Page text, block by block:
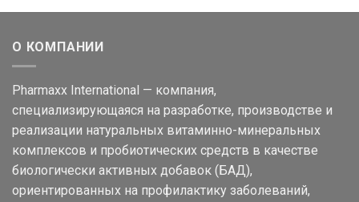
О КОМПАНИИ
Pharmaxx International — компания,
специализирующаяся на разработке, производстве и
реализации натуральных витаминно-минеральных
комплексов и пробиотических средств в качестве
биологически активных добавок (БАД),
ориентированных на профилактику заболеваний,